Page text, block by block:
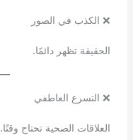
❌ الكذب في الصور
الحقيقة تظهر دائمًا.
❌ التسرع العاطفي
العلاقات الصحية تحتاج وقتًا.